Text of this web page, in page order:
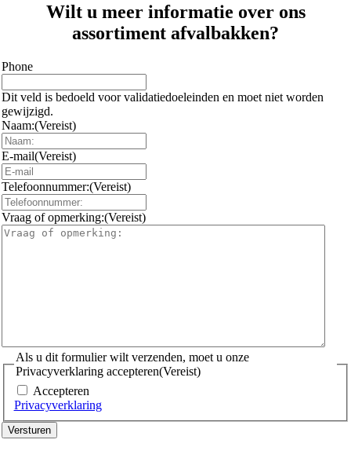
Wilt u meer informatie over ons
assortiment afvalbakken?
Phone
Dit veld is bedoeld voor validatiedoeleinden en moet niet worden
gewijzigd.
Naam:(Vereist)
E-mail(Vereist)
Telefoonnummer:(Vereist)
Vraag of opmerking:(Vereist)
Als u dit formulier wilt verzenden, moet u onze
Privacyverklaring accepteren(Vereist)
Accepteren
Privacyverklaring
Versturen